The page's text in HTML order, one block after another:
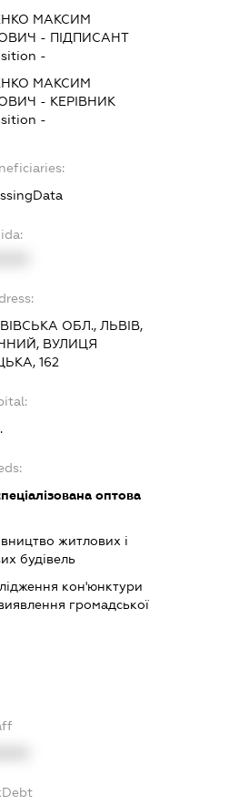
МАКСИМ
- ПІДПИСАНТ
-
МАКСИМ
- КЕРІВНИК
-
ОБЛ., ЛЬВІВ,
ВУЛИЦЯ
162
оптова
житлових і
будівель
кон'юнктури
громадської